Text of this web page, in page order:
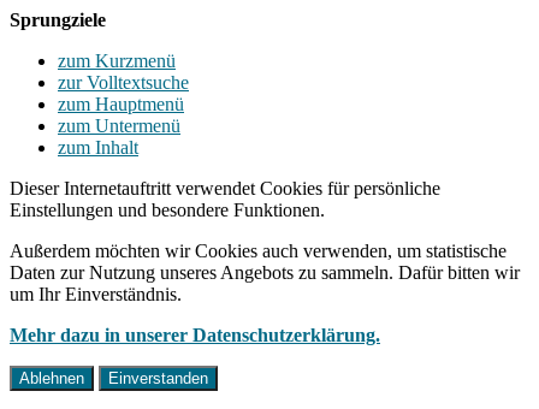
Sprungziele
zum Kurzmenü
zur Volltextsuche
zum Hauptmenü
zum Untermenü
zum Inhalt
Dieser Internetauftritt verwendet Cookies für persönliche
Einstellungen und besondere Funktionen.
Außerdem möchten wir Cookies auch verwenden, um statistische
Daten zur Nutzung unseres Angebots zu sammeln. Dafür bitten wir
um Ihr Einverständnis.
Mehr dazu in unserer Datenschutzerklärung.
Ablehnen Einverstanden